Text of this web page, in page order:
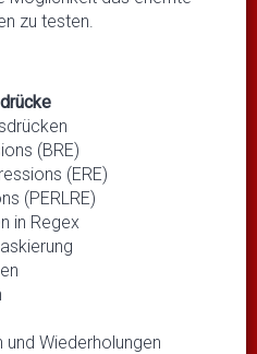
zu testen.
(BRE)
(ERE)
(PERLRE)
in Regex
Wiederholungen